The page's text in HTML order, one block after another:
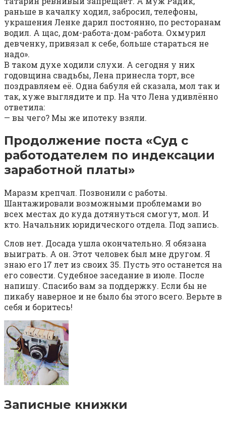
раньше в качалку ходил, забросил, телефоны,
украшения Ленке дарил постоянно, по ресторанам
водил. А щас, дом-работа-дом-работа. Охмурил
девченку, привязал к себе, больше стараться не
надо».
В таком духе ходили слухи. А сегодня у них
годовщина свадьбы, Лена принесла торт, все
поздравляем её. Одна бабуля ей сказала, мол так и
так, хуже выглядите и пр. На что Лена удивлённо
ответила:
— вы чего? Мы же ипотеку взяли.
Продолжение поста «Суд с
работодателем по индексации
заработной платы»⁠ ⁠
Маразм крепчал. Позвонили с работы.
Шантажировали возможными проблемами во
всех местах до куда дотянуться смогут, мол. И
кто. Начальник юридического отдела. Под запись.
Слов нет. Досада ушла окончательно. Я обязана
выиграть. А он. Этот человек был мне другом. Я
знаю его 17 лет из своих 35. Пусть это останется на
его совести. Судебное заседание в июле. После
напишу. Спасибо вам за поддержку. Если бы не
пикабу наверное и не было бы этого всего. Верьте в
себя и боритесь!
Записные книжки⁠ ⁠